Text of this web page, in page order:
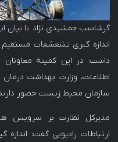
گرشاسب جمشیدی نژاد با بیان
اندازه گیری تشعشعات
داشت: در این کمیته معاونان
اطلاعات، وزارت بهداشت
سازمان محیط زیست حضور
مدیرکل نظارت بر سرویس
ارتباطات رادیویی گفت: